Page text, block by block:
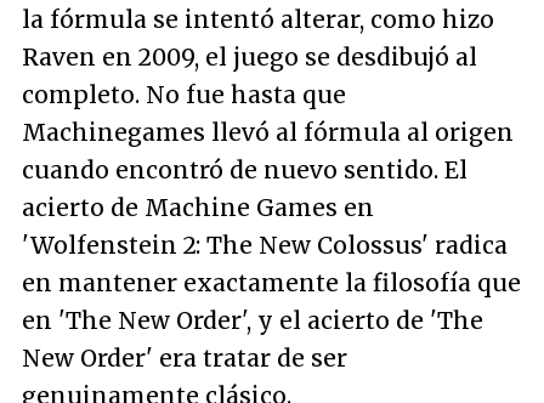
la fórmula se intentó alterar, como hizo
Raven en 2009, el juego se desdibujó al
completo. No fue hasta que
Machinegames llevó al fórmula al origen
cuando encontró de nuevo sentido. El
acierto de Machine Games en
'Wolfenstein 2: The New Colossus' radica
en mantener exactamente la filosofía que
en 'The New Order', y el acierto de 'The
New Order' era tratar de ser
genuinamente clásico.